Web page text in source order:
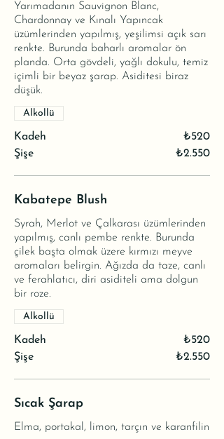
Yarımadanın Sauvignon Blanc,
Chardonnay ve Kınalı Yapıncak
üzümlerinden yapılmış, yeşilimsi açık sarı
renkte. Burunda baharlı aromalar ön
planda. Orta gövdeli, yağlı dokulu, temiz
içimli bir beyaz şarap. Asiditesi biraz
düşük.
Kadeh
₺520
Şişe
₺2.550
Alkollü
Kabatepe Blush
Syrah, Merlot ve Çalkarası üzümlerinden
yapılmış, canlı pembe renkte. Burunda
çilek başta olmak üzere kırmızı meyve
aromaları belirgin. Ağızda da taze, canlı
ve ferahlatıcı, diri asiditeli ama dolgun
bir roze.
Kadeh
₺520
Şişe
₺2.550
Alkollü
Sıcak Şarap
Elma, portakal, limon, tarçın ve karanfilin